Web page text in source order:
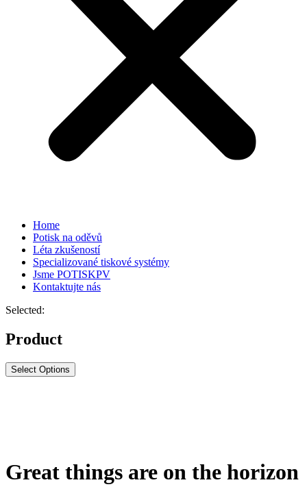
Home
Potisk na oděvů
Léta zkušeností
Specializované tiskové systémy
Jsme POTISKPV
Kontaktujte nás
Selected:
Product
Select Options
Great things are on the horizon